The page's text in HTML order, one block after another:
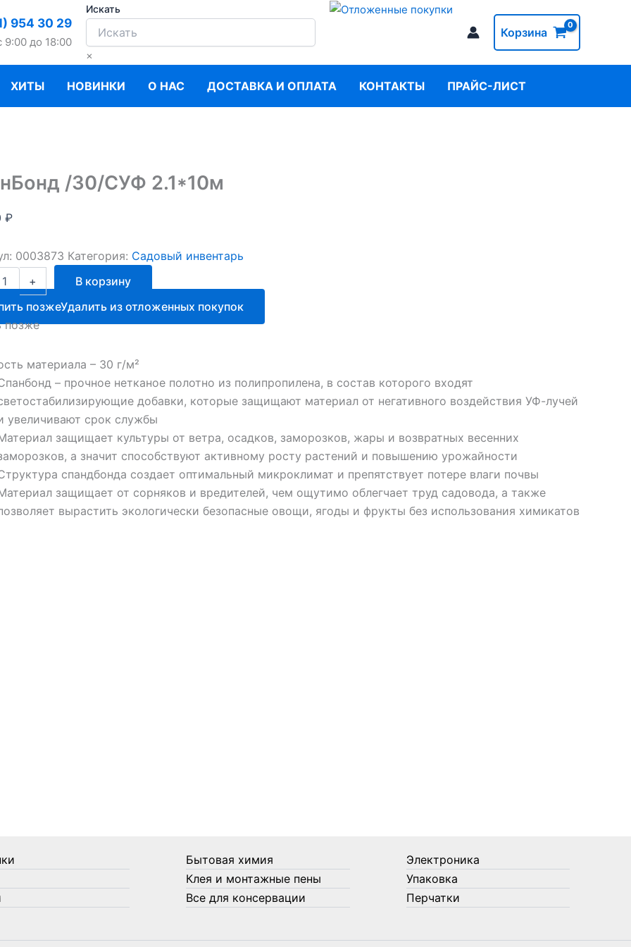
954 30 29
9:00 до 18:00
Искать
×
Корзина
ХИТЫ НОВИНКИ О НАС ДОСТАВКА И ОПЛАТА КОНТАКТЫ ПРАЙС-ЛИСТ
/30/СУФ 2.1*10м
₽
0003873 Категория: Садовый инвентарь
+
В корзину
позжеУдалить из отложенных покупок
позже
материала – 30 г/м²
– прочное нетканое полотно из полипропилена, в состав которого входят
добавки, которые защищают материал от негативного воздействия УФ-лучей
увеличивают срок службы
защищает культуры от ветра, осадков, заморозков, жары и возвратных весенних
а значит способствуют активному росту растений и повышению урожайности
спандбонда создает оптимальный микроклимат и препятствует потере влаги почвы
защищает от сорняков и вредителей, чем ощутимо облегчает труд садовода, а также
вырастить экологически безопасные овощи, ягоды и фрукты без использования химикатов
Бытовая химия
Клея и монтажные пены
Все для консервации
Электроника
Упаковка
Перчатки